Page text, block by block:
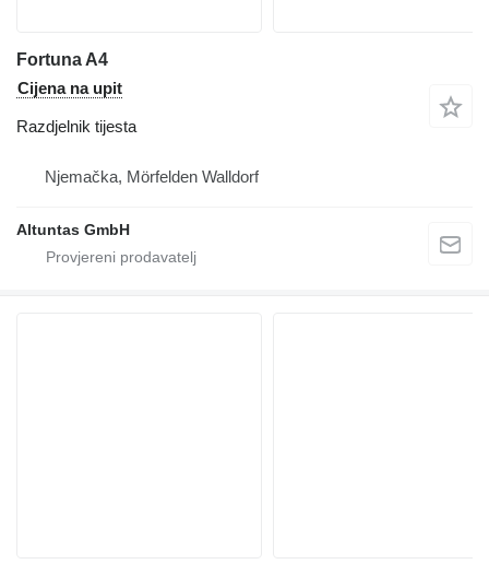
Fortuna A4
Cijena na upit
Razdjelnik tijesta
Njemačka, Mörfelden Walldorf
Altuntas GmbH